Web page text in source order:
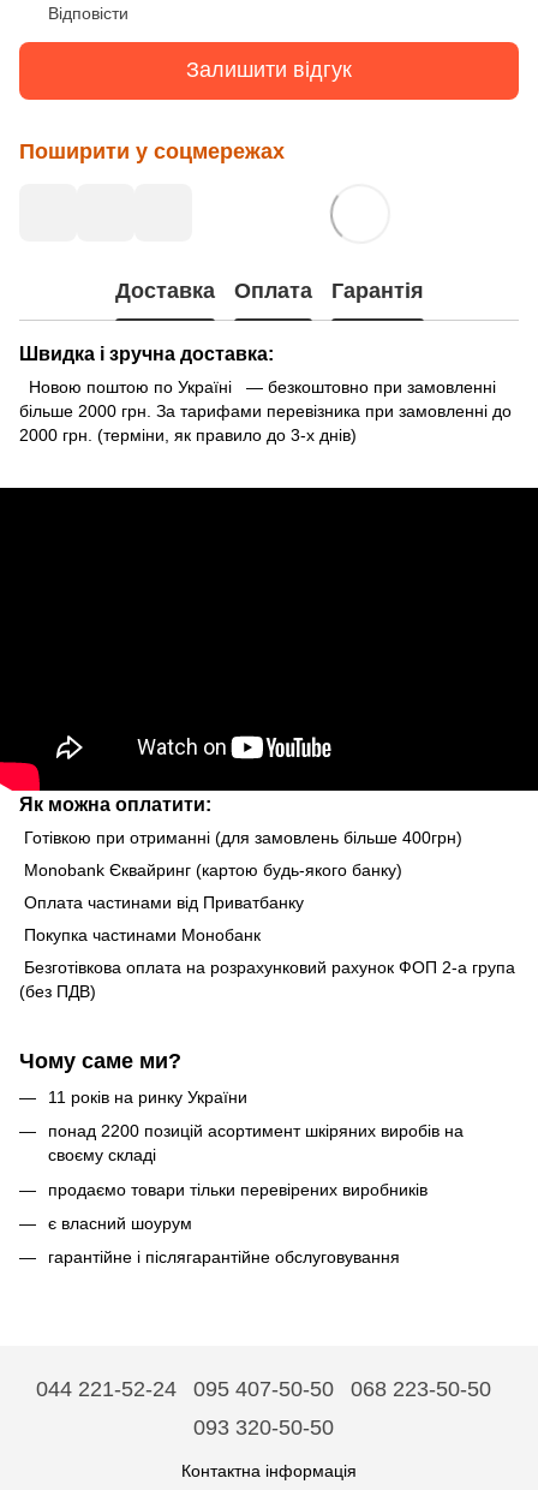
Відповісти
Залишити відгук
Поширити у соцмережах
Доставка Оплата Гарантія
Швидка і зручна доставка:
Новою поштою по Україні — безкоштовно при замовленні
більше 2000 грн. За тарифами перевізника при замовленні до
2000 грн. (терміни, як правило до 3-х днів)
Як можна оплатити:
Готівкою при отриманні (для замовлень більше 400грн)
Monobank Єквайринг (картою будь-якого банку)
Оплата частинами від Приватбанку
Покупка частинами Монобанк
Безготівкова оплата на розрахунковий рахунок ФОП 2-а група
(без ПДВ)
Чому саме ми?
11 років на ринку України
понад 2200 позицій асортимент шкіряних виробів на
своєму складі
продаємо товари тільки перевірених виробників
є власний шоурум
гарантійне і післягарантійне обслуговування
044 221-52-24 095 407-50-50
068 223-50-50
093 320-50-50
Контактна інформація